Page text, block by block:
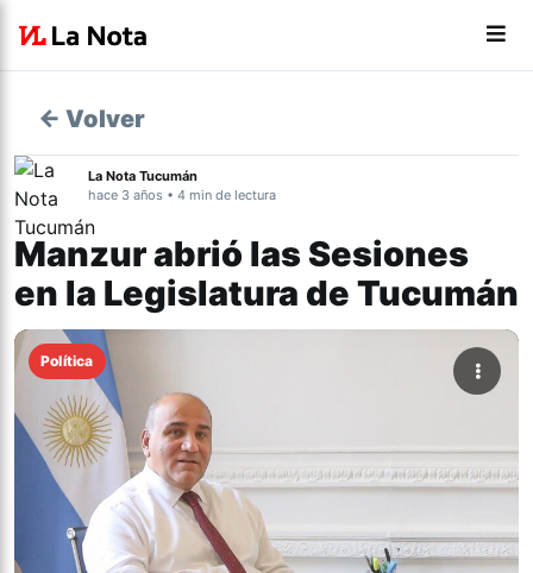
← Volver
La Nota Tucumán
hace 3 años • 4 min de lectura
Manzur abrió las Sesiones
en la Legislatura de Tucumán
Política